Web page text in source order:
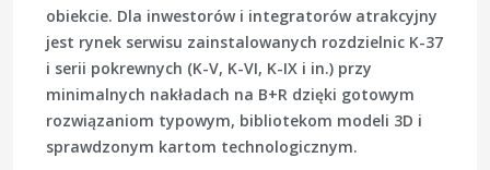
obiekcie. Dla inwestorów i integratorów atrakcyjny
jest rynek serwisu zainstalowanych rozdzielnic K-37
i serii pokrewnych (K-V, K-VI, K-IX i in.) przy
minimalnych nakładach na B+R dzięki gotowym
rozwiązaniom typowym, bibliotekom modeli 3D i
sprawdzonym kartom technologicznym.